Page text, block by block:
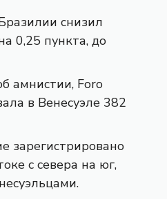
снизил
0,25 пункта, до
амнистии, Foro
в Венесуэле 382
зарегистрировано
с севера на юг,